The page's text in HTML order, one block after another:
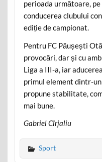
perioada următoare,
conducerea clubului
ediție de campionat.
Pentru FC Păușești
provocări, dar și cu
Liga a III-a, iar
primul element dintr-
propune stabilitate,
mai bune.
Gabriel Cîrjaliu
Sport